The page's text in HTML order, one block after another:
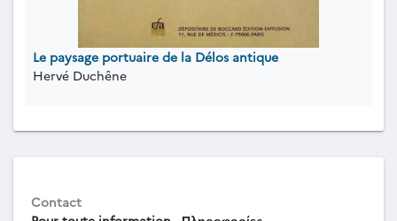
Le paysage portuaire de la Délos antique
Hervé Duchêne
Contact